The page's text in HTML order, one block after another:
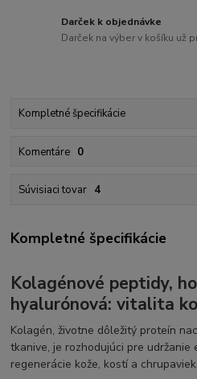
Darček k objednávke
Darček na výber v košíku už
Kompletné špecifikácie
Komentáre 0
Súvisiaci tovar 4
Kompletné špecifikácie
Kolagénové peptidy,
hyalurónová: vitalita
Kolagén, životne dôležitý proteín
tkanive, je rozhodujúci pre udržanie
regenerácie kože, kostí a chrupaviek.